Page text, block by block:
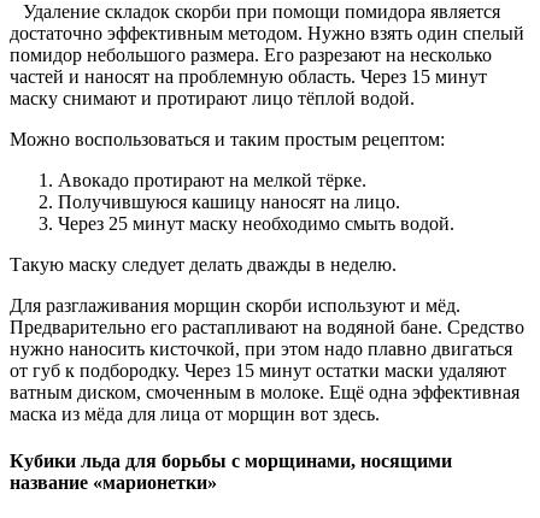
Удаление складок скорби при помощи помидора является
достаточно эффективным методом. Нужно взять один спелый
помидор небольшого размера. Его разрезают на несколько
частей и наносят на проблемную область. Через 15 минут
маску снимают и протирают лицо тёплой водой.
Можно воспользоваться и таким простым рецептом:
Авокадо протирают на мелкой тёрке.
Получившуюся кашицу наносят на лицо.
Через 25 минут маску необходимо смыть водой.
Такую маску следует делать дважды в неделю.
Для разглаживания морщин скорби используют и мёд.
Предварительно его растапливают на водяной бане. Средство
нужно наносить кисточкой, при этом надо плавно двигаться
от губ к подбородку. Через 15 минут остатки маски удаляют
ватным диском, смоченным в молоке. Ещё одна эффективная
маска из мёда для лица от морщин вот здесь.
Кубики льда для борьбы с морщинами, носящими
название «марионетки»